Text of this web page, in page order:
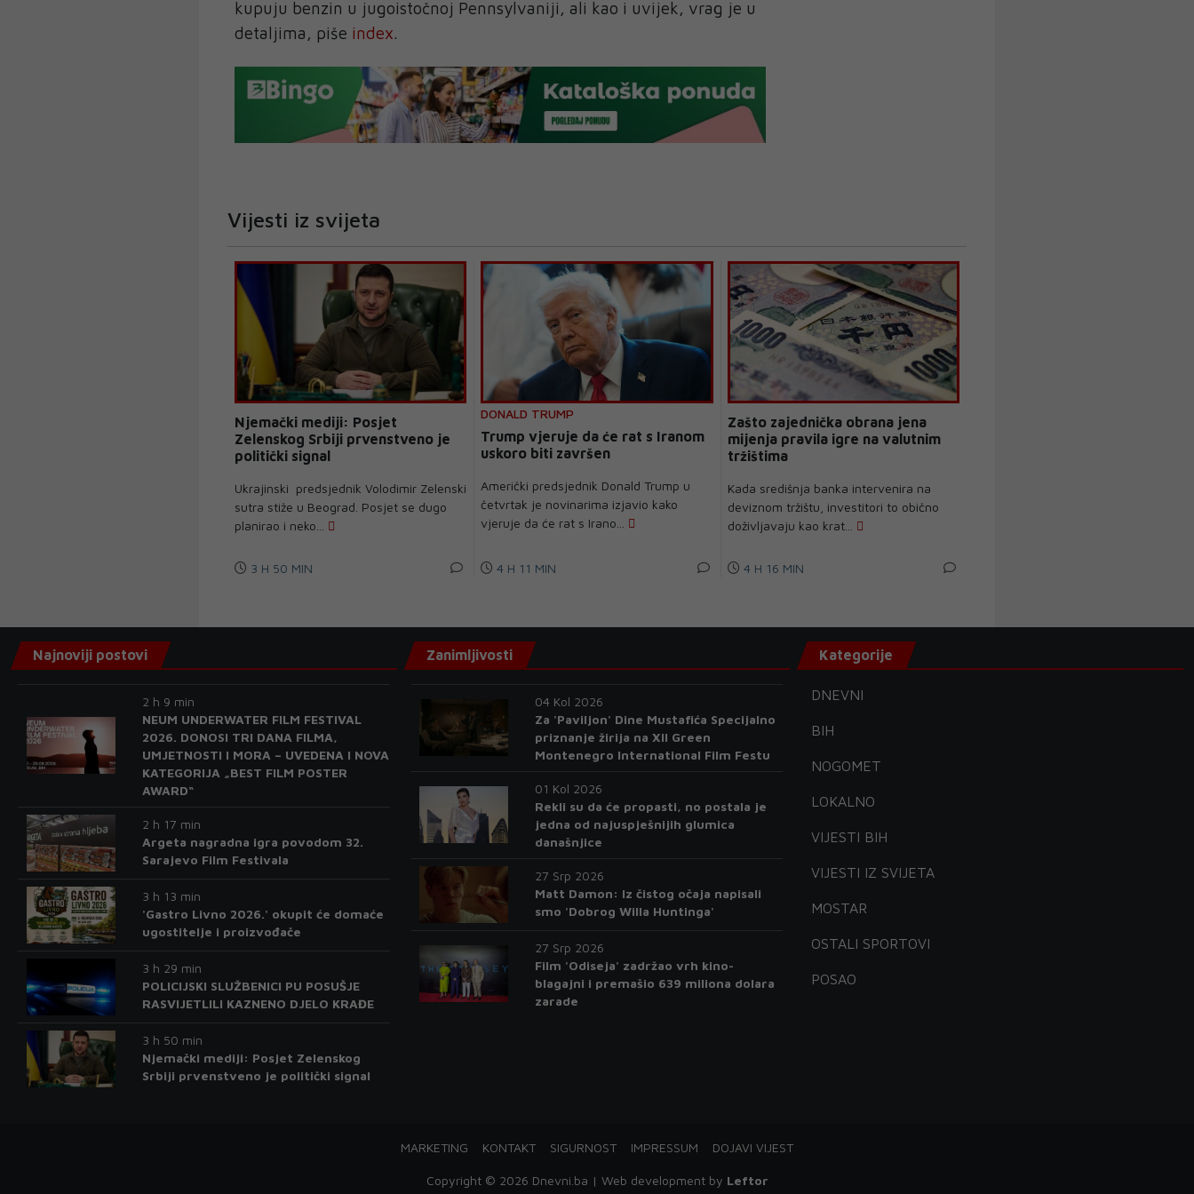
kupuju benzin u jugoistočnoj Pennsylvaniji, ali kao i uvijek, vrag je u
detaljima, piše index.
Vijesti iz svijeta
Njemački mediji: Posjet
Zelenskog Srbiji prvenstveno je
politički signal
Ukrajinski predsjednik Volodimir Zelenski
sutra stiže u Beograd. Posjet se dugo
planirao i neko...
3 H 50 MIN
DONALD TRUMP
Trump vjeruje da će rat s Iranom
uskoro biti završen
Američki predsjednik Donald Trump u
četvrtak je novinarima izjavio kako
vjeruje da će rat s Irano...
4 H 11 MIN
Zašto zajednička obrana jena
mijenja pravila igre na valutnim
tržištima
Kada središnja banka intervenira na
deviznom tržištu, investitori to obično
doživljavaju kao krat...
4 H 16 MIN
Najnoviji postovi
2 h 9 min
NEUM UNDERWATER FILM FESTIVAL
2026. DONOSI TRI DANA FILMA,
UMJETNOSTI I MORA – UVEDENA I NOVA
KATEGORIJA „BEST FILM POSTER
AWARD“
2 h 17 min
Argeta nagradna igra povodom 32.
Sarajevo Film Festivala
3 h 13 min
'Gastro Livno 2026.' okupit će domaće
ugostitelje i proizvođače
3 h 29 min
POLICIJSKI SLUŽBENICI PU POSUŠJE
RASVIJETLILI KAZNENO DJELO KRAĐE
3 h 50 min
Njemački mediji: Posjet Zelenskog
Srbiji prvenstveno je politički signal
Zanimljivosti
04 Kol 2026
Za 'Paviljon' Dine Mustafića Specijalno
priznanje žirija na XII Green
Montenegro International Film Festu
01 Kol 2026
Rekli su da će propasti, no postala je
jedna od najuspješnijih glumica
današnjice
27 Srp 2026
Matt Damon: Iz čistog očaja napisali
smo 'Dobrog Willa Huntinga'
27 Srp 2026
Film 'Odiseja' zadržao vrh kino-
blagajni i premašio 639 miliona dolara
zarade
Kategorije
DNEVNI
BIH
NOGOMET
LOKALNO
VIJESTI BIH
VIJESTI IZ SVIJETA
MOSTAR
OSTALI SPORTOVI
POSAO
MARKETING KONTAKT SIGURNOST IMPRESSUM DOJAVI VIJEST
Copyright © 2026 Dnevni.ba | Web development by Leftor